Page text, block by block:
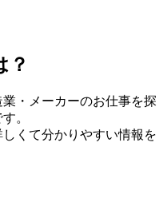
？
・メーカーのお仕事を探
。
くて分かりやすい情報を